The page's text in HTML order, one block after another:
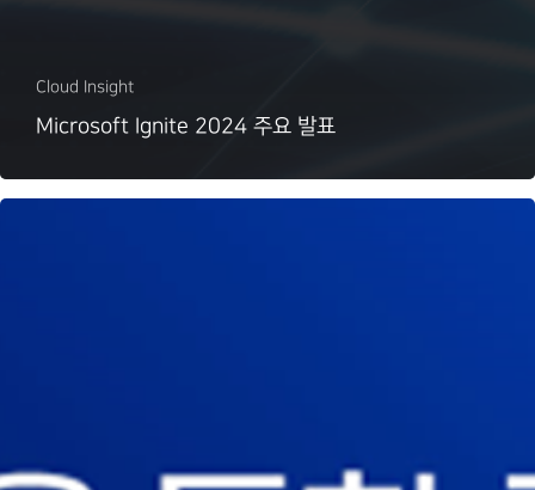
Cloud Insight
Microsoft Ignite 2024 주요 발표